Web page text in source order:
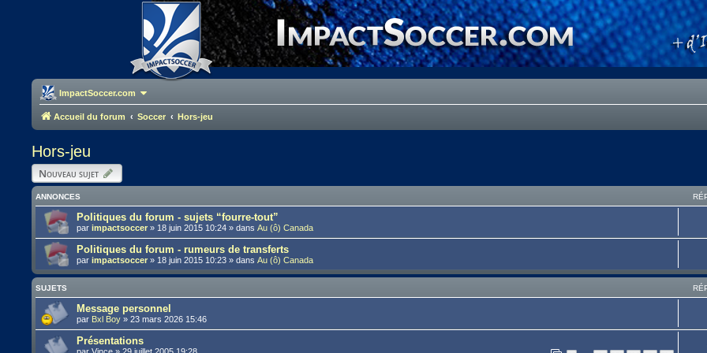
ImpactSoccer.com
Accueil du forum Soccer Hors-jeu
Hors-jeu
Nouveau sujet
ANNONCES
Politiques du forum - sujets “fourre-tout”
parimpactsoccer » 18 juin 2015 10:24 » dansAu (ô) Canada
Politiques du forum - rumeurs de transferts
parimpactsoccer » 18 juin 2015 10:23 » dansAu (ô) Canada
SUJETS
Message personnel
par Bxl Boy »23 mars 2026 15:46
Présentations